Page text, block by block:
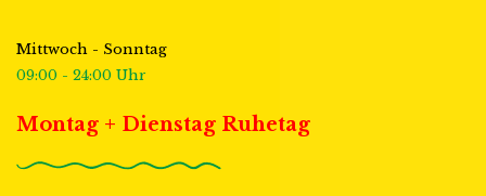
Mittwoch - Sonntag
09:00 - 24:00 Uhr
Montag + Dienstag Ruhetag